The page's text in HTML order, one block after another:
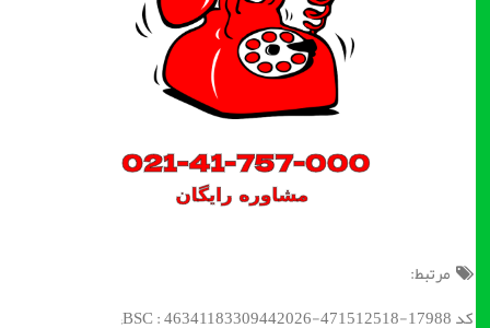
مرتبط:
کد BSC : 46341183309442026-471512518-17988;